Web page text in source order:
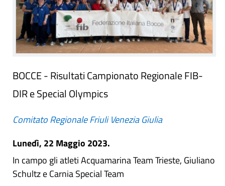
BOCCE - Risultati Campionato Regionale FIB-
DIR e Special Olympics
Comitato Regionale Friuli Venezia Giulia
Lunedì, 22 Maggio 2023.
In campo gli atleti Acquamarina Team Trieste, Giuliano
Schultz e Carnia Special Team